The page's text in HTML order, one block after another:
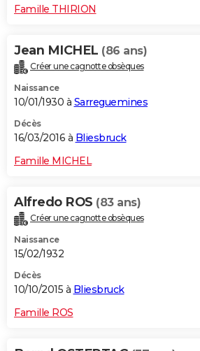
Famille THIRION
Jean MICHEL (86 ans)
Créer une cagnotte obsèques
Naissance
10/01/1930 à Sarreguemines
Décès
16/03/2016 à Bliesbruck
Famille MICHEL
Alfredo ROS (83 ans)
Créer une cagnotte obsèques
Naissance
15/02/1932
Décès
10/10/2015 à Bliesbruck
Famille ROS